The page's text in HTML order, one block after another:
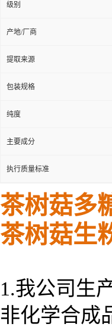
级别
产地/厂商
提取来源
包装规格
纯度
主要成分
执行质量标准
茶树菇多
茶树菇生
1.我公司生
非化学合成